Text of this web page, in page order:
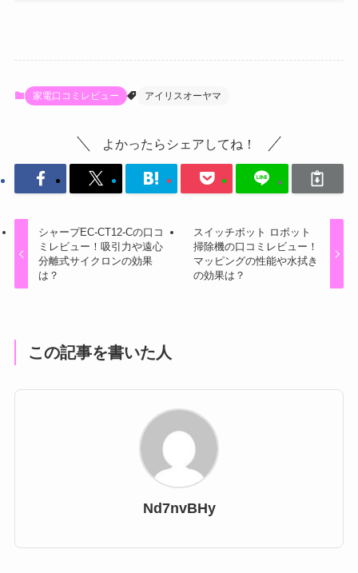
家電口コミレビュー アイリスオーヤマ
よかったらシェアしてね！
シャープEC-CT12-Cの口コ
ミレビュー！吸引力や遠心
分離式サイクロンの効果
は？
スイッチボット ロボット
掃除機の口コミレビュー！
マッピングの性能や水拭き
の効果は？
この記事を書いた人
Nd7nvBHy